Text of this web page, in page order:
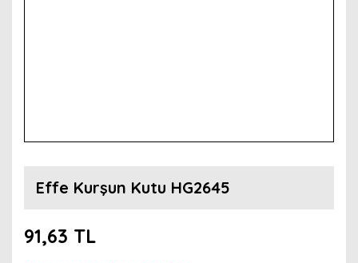
Effe Kurşun Kutu HG2645
91,63 TL